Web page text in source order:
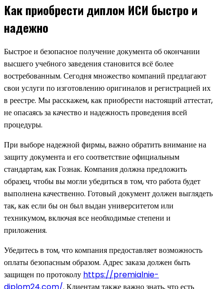
Как приобрести диплом ИСИ быстро и
надежно
Быстрое и безопасное получение документа об окончании
высшего учебного заведения становится всё более
востребованным. Сегодня множество компаний предлагают
свои услуги по изготовлению оригиналов и регистрацией их
в реестре. Мы расскажем, как приобрести настоящий аттестат,
не опасаясь за качество и надежность проведения всей
процедуры.
При выборе надежной фирмы, важно обратить внимание на
защиту документа и его соответствие официальным
стандартам, как Гознак. Компания должна предложить
образец, чтобы вы могли убедиться в том, что работа будет
выполнена качественно. Готовый документ должен выглядеть
так, как если бы он был выдан университетом или
техникумом, включая все необходимые степени и
приложения.
Убедитесь в том, что компания предоставляет возможность
оплаты безопасным образом. Адрес заказа должен быть
защищен по протоколу https://premialnie-